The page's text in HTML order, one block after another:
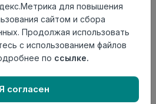
для повышения
сайтом и сбора
Продолжая использовать
с использованием файлов
по ссылке.
Я согласен